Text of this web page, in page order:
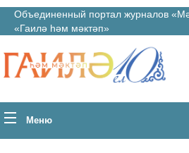
Объединенный портал журналов
«Гаилә һәм мәктәп»
Меню